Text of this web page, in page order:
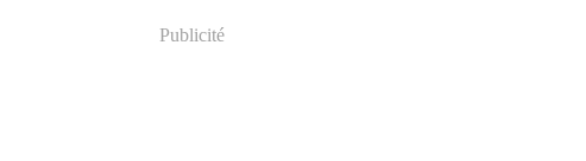
Publicité